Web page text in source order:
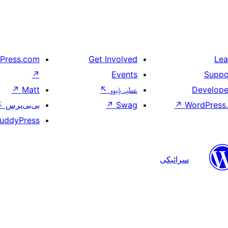
↗
Get Involved
Events
عطیہ ݙیوو ↖
Swag
↗
↗
Matt
↗
بی‌بی‌پرس
سرائیکی